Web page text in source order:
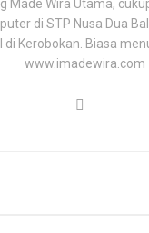
Made Wira Utama,
di STP Nusa Dua
di Kerobokan. Biasa
www.imadewira.com